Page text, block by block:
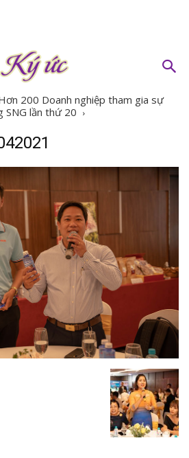
200 Doanh nghiệp tham gia sự
SNG lần thứ 20